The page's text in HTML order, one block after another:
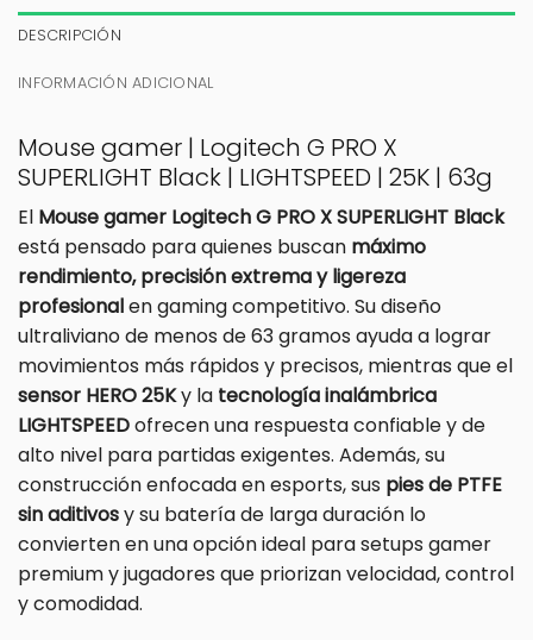
DESCRIPCIÓN
INFORMACIÓN ADICIONAL
Mouse gamer | Logitech G PRO X
SUPERLIGHT Black | LIGHTSPEED | 25K | 63g
El Mouse gamer Logitech G PRO X SUPERLIGHT Black
está pensado para quienes buscan máximo
rendimiento, precisión extrema y ligereza
profesionalen gaming competitivo. Su diseño
ultraliviano de menos de 63 gramos ayuda a lograr
movimientos más rápidos y precisos, mientras que el
sensor HERO 25Ky la tecnología inalámbrica
LIGHTSPEEDofrecen una respuesta confiable y de
alto nivel para partidas exigentes. Además, su
construcción enfocada en esports, sus pies de PTFE
sin aditivosy su batería de larga duración lo
convierten en una opción ideal para setups gamer
premium y jugadores que priorizan velocidad, control
y comodidad.